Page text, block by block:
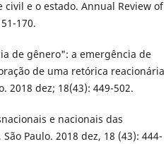
e o estado. Annual Review of
170.
de gênero": a emergência de
de uma retórica reacionária
2018 dez; 18(43): 449-502.
e nacionais das
Paulo. 2018 dez, 18 (43): 444-